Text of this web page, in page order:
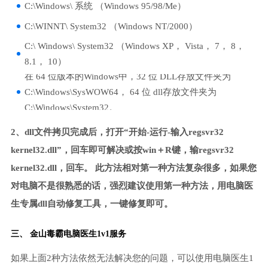
C:\Windows\ 系统 （Windows 95/98/Me）
C:\WINNT\ System32 （Windows NT/2000）
C:\ Windows\ System32 （Windows XP， Vista， 7， 8，
8.1， 10）
在 64 位版本的Windows中，32 位 DLL存放文件夹为
C:\Windows\SysWOW64， 64 位 dll存放文件夹为
C:\Windows\System32。
2、dll文件拷贝完成后，打开“开始-运行-输入regsvr32
kernel32.dll”，回车即可解决或按win＋R键，输regsvr32
kernel32.dll，回车。 此方法相对第一种方法复杂很多，如果您
对电脑不是很熟悉的话，强烈建议使用第一种方法，用电脑医
生专属dll自动修复工具，一键修复即可。
三、 金山毒霸电脑医生1v1服务
如果上面2种方法依然无法解决您的问题，可以使用电脑医生1